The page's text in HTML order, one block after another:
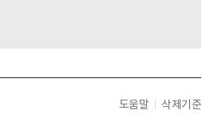
도움말 삭제기준